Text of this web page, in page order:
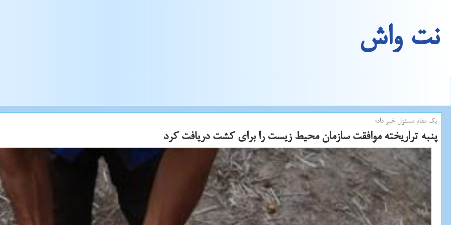
نت واش
یك مقام مسئول خبر داد؛
پنبه تراریخته موافقت سازمان محیط زیست را برای كشت دریافت كرد